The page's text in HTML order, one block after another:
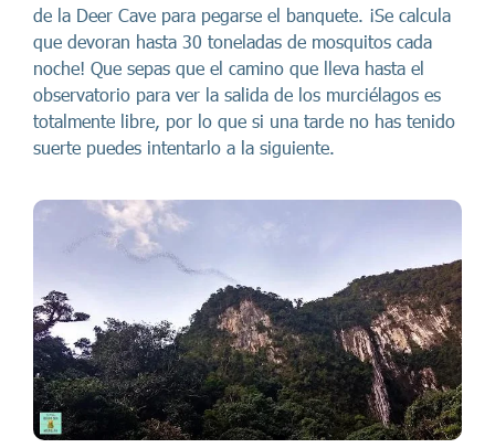
de la Deer Cave para pegarse el banquete. ¡Se calcula
que devoran hasta 30 toneladas de mosquitos cada
noche! Que sepas que el camino que lleva hasta el
observatorio para ver la salida de los murciélagos es
totalmente libre, por lo que si una tarde no has tenido
suerte puedes intentarlo a la siguiente.